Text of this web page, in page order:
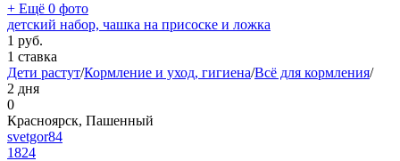
+ Ещё 0 фото
детский набор, чашка на присоске и ложка
1 руб.
1 ставка
Дети растут/Кормление и уход, гигиена/Всё для кормления/
2 дня
0
Красноярск, Пашенный
svetgor84
1824